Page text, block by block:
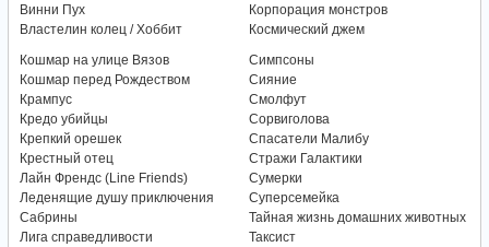
Винни Пух
Властелин колец / Хоббит
Корпорация монстров
Космический джем
Кошмар на улице Вязов
Кошмар перед Рождеством
Крампус
Кредо убийцы
Крепкий орешек
Крестный отец
Лайн Френдс (Line Friends)
Леденящие душу приключения
Сабрины
Лига справедливости
Симпсоны
Сияние
Смолфут
Сорвиголова
Спасатели Малибу
Стражи Галактики
Сумерки
Суперсемейка
Тайная жизнь домашних животных
Таксист